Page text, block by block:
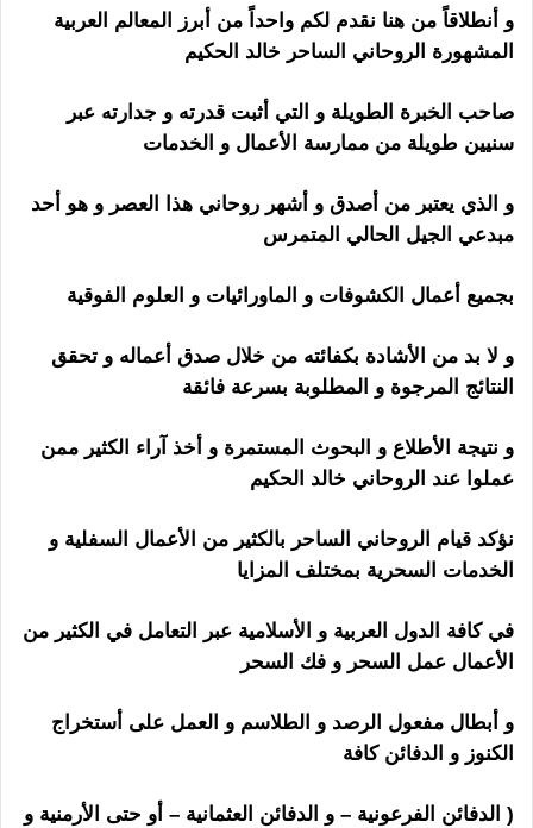
و أنطلاقاً من هنا نقدم لكم واحداً من أبرز المعالم العربية
المشهورة الروحاني الساحر خالد الحكيم
صاحب الخبرة الطويلة و التي أثبت قدرته و جدارته عبر
سنيين طويلة من ممارسة الأعمال و الخدمات
و الذي يعتبر من أصدق و أشهر روحاني هذا العصر و هو أحد
مبدعي الجيل الحالي المتمرس
بجميع أعمال الكشوفات و الماورائيات و العلوم الفوقية
و لا بد من الأشادة بكفائته من خلال صدق أعماله و تحقق
النتائج المرجوة و المطلوبة بسرعة فائقة
و نتيجة الأطلاع و البحوث المستمرة و أخذ آراء الكثير ممن
عملوا عند الروحاني خالد الحكيم
نؤكد قيام الروحاني الساحر بالكثير من الأعمال السفلية و
الخدمات السحرية بمختلف المزايا
في كافة الدول العربية و الأسلامية عبر التعامل في الكثير من
الأعمال عمل السحر و فك السحر
و أبطال مفعول الرصد و الطلاسم و العمل على أستخراج
الكنوز و الدفائن كافة
( الدفائن الفرعونية – و الدفائن العثمانية – أو حتى الأرمنية و